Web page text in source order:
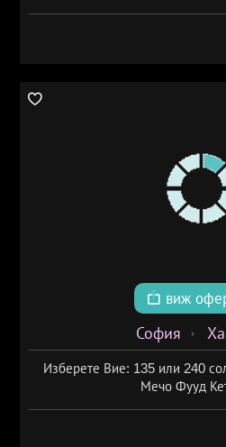
виж
София
Изберете Вие: 135 или 240
Мечо Фууд